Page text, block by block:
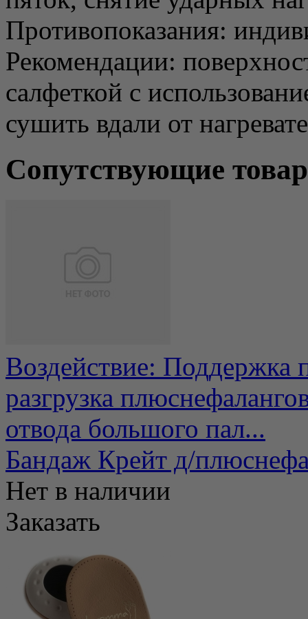
Противопоказания:
Рекомендации:
салфеткой с
сушить вдали от
Сопутствующие
Воздействие: Поддержка
разгрузка
отвода большого пал...
Бандаж Крейт д/
Нет в наличии
Заказать